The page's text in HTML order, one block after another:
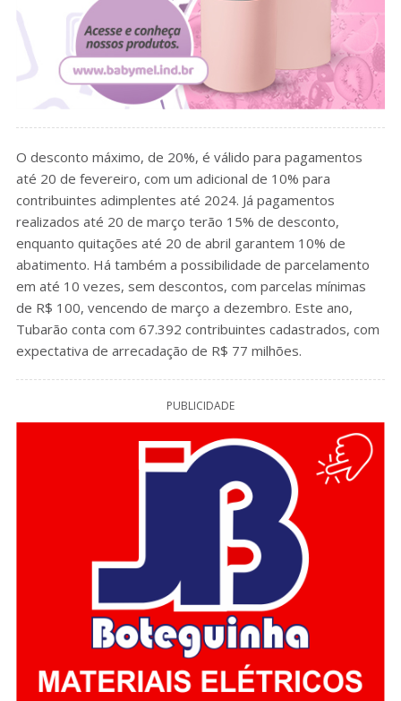
O desconto máximo, de 20%, é válido para pagamentos
até 20 de fevereiro, com um adicional de 10% para
contribuintes adimplentes até 2024. Já pagamentos
realizados até 20 de março terão 15% de desconto,
enquanto quitações até 20 de abril garantem 10% de
abatimento. Há também a possibilidade de parcelamento
em até 10 vezes, sem descontos, com parcelas mínimas
de R$ 100, vencendo de março a dezembro. Este ano,
Tubarão conta com 67.392 contribuintes cadastrados, com
expectativa de arrecadação de R$ 77 milhões.
PUBLICIDADE